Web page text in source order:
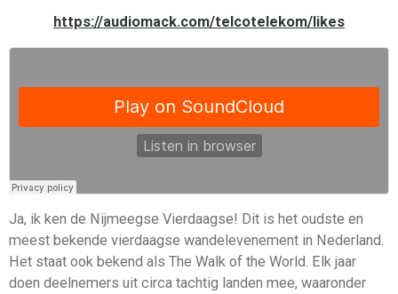
https://audiomack.com/telcotelekom/likes
Ja, ik ken de Nijmeegse Vierdaagse! Dit is het oudste en
meest bekende vierdaagse wandelevenement in Nederland.
Het staat ook bekend als The Walk of the World. Elk jaar
doen deelnemers uit circa tachtig landen mee, waaronder